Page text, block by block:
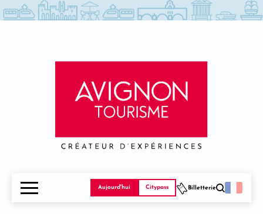
Aujourd'hui Citypass Billetterie
OFFICE DE TOURISME D'AVIGNON
41 cours Jean Jaurès, 84000 AVIGNON